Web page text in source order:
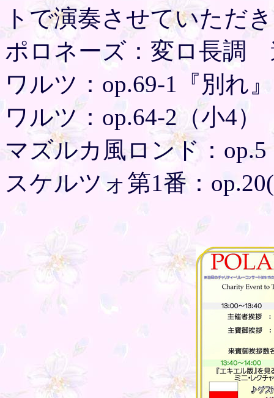
トで演奏させていただ
ポロネーズ：変ロ長調
ワルツ：op.69-1『別れ
ワルツ：op.64-2（小4）
マズルカ風ロンド：op.5
スケルツォ第1番：